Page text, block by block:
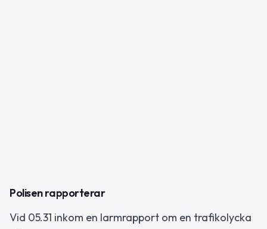
Polisen rapporterar
Vid 05.31 inkom en larmrapport om en trafikolycka